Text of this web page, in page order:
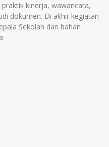
kinerja, wawancara,
dokumen. Di akhir kegiatan
Sekolah dan bahan